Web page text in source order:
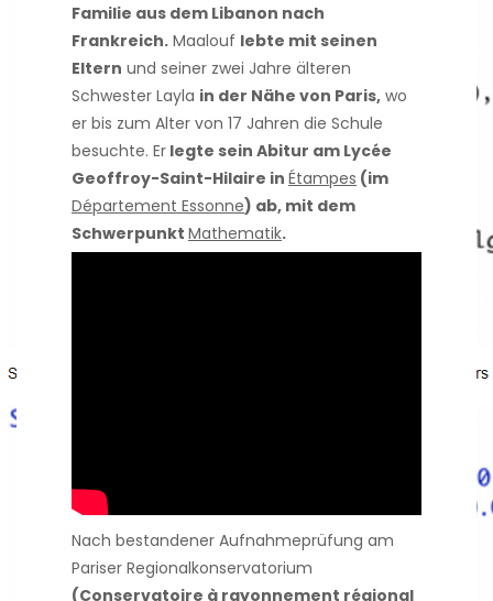
Familie aus dem Libanon nach
Frankreich. Maalouf lebte mit seinen
Eltern und seiner zwei Jahre älteren
Schwester Layla in der Nähe von Paris, wo
er bis zum Alter von 17 Jahren die Schule
besuchte. Er legte sein Abitur am Lycée
Geoffroy-Saint-Hilaire in Étampes (im
Département Essonne) ab, mit dem
Schwerpunkt Mathematik.
Nach bestandener Aufnahmeprüfung am
Pariser Regionalkonservatorium
(Conservatoire à rayonnement régional